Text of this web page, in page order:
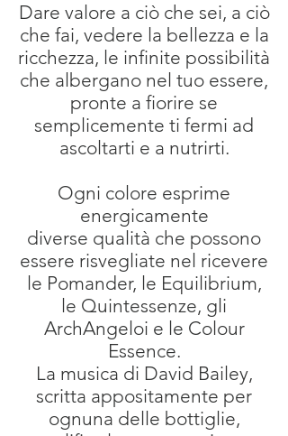
Dare valore a ciò che sei, a ciò
che fai, vedere la bellezza e la
ricchezza, le infinite possibilità
che albergano nel tuo essere,
pronte a fiorire se
semplicemente ti fermi ad
ascoltarti e a nutrirti.
Ogni colore esprime
energicamente
diverse qualità che possono
essere risvegliate nel ricevere
le Pomander, le Equilibrium,
le Quintessenze, gli
ArchAngeloi e le Colour
Essence.
La musica di David Bailey,
scritta appositamente per
ognuna delle bottiglie,